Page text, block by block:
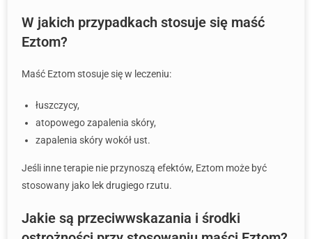
W jakich przypadkach stosuje się maść
Eztom?
Maść Eztom stosuje się w leczeniu:
łuszczycy,
atopowego zapalenia skóry,
zapalenia skóry wokół ust.
Jeśli inne terapie nie przynoszą efektów, Eztom może być
stosowany jako lek drugiego rzutu.
Jakie są przeciwwskazania i środki